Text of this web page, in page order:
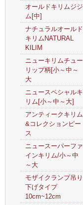
オールドキリムジジ
ム[中]
ナチュラルオールド
キリムNATURAL
KILIM
ニューキリムチュー
リップ柄[小～中～
大
ニュースペシャルキ
リム[小～中～大]
アンティークキリム
&コレクションピー
ス
ニュースーパーファ
インキリム/小～中
～大
モザイクランプ吊り
下げタイプ
10cm~12cm